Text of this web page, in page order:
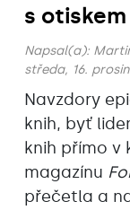
s otiskem
Napsal(a):
středa, 16.
Navzdory
knih, byť
knih přímo v
magazínu
přečetla a